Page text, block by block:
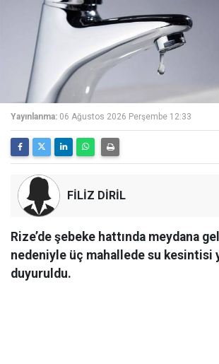
Yayınlanma: 06 Ağustos 2026 Perşembe 12:33
FİLİZ DİRİL
Rize’de şebeke hattında meydana
nedeniyle üç mahallede su kesintisi
duyuruldu.